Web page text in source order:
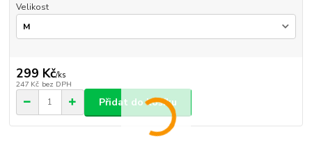
Velikost
299 Kč/ks
247 Kč bez DPH
Přidat do košíku